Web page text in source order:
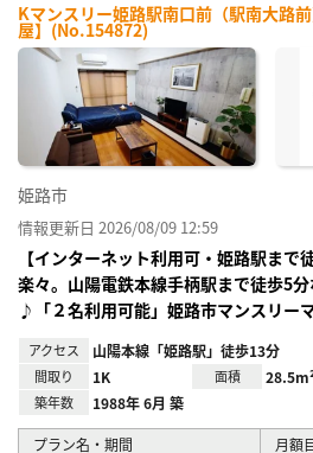
Kマンスリー姫路駅南口前（駅南大路
屋】(No.154872)
姫路市
情報更新日 2026/08/09 12:59
【インターネット利用可・姫路駅まで
楽々。山陽電鉄本線手柄駅まで徒歩5
♪「２名利用可能」姫路市マンスリー
アクセス 山陽本線「姫路駅」徒歩13分
間取り 1K 面積
築年数 1988年 6月 築
プラン名・期間 月額